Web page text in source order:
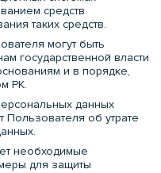
средств
таких средств.
могут быть
государственной власти
и в порядке,
РК.
данных
Пользователя об утрате
необходимые
для защиты